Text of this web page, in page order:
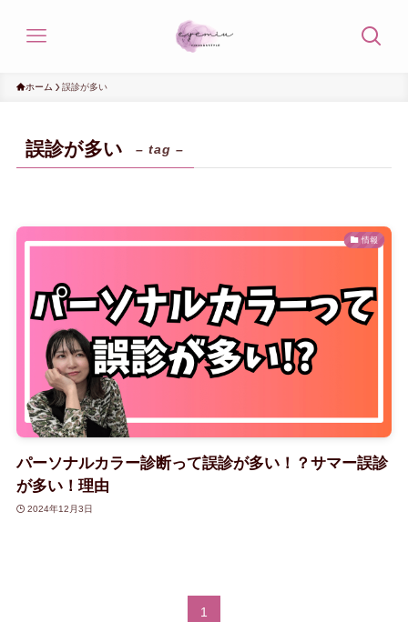
ホーム 誤診が多い
誤診が多い – tag –
情報
パーソナルカラー診断って誤診が多い！？サマー誤診
が多い！理由
2024年12月3日
1